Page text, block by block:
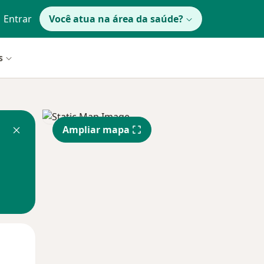
Entrar Você atua na área da saúde?
Ampliar mapa